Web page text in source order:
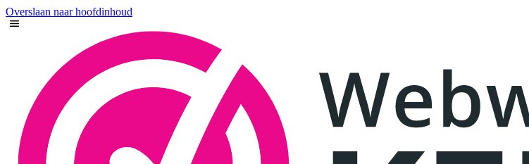
Overslaan naar hoofdinhoud